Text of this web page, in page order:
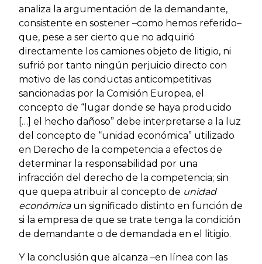
analiza la argumentación de la demandante,
consistente en sostener –como hemos referido–
que, pese a ser cierto que no adquirió
directamente los camiones objeto de litigio, ni
sufrió por tanto ningún perjuicio directo con
motivo de las conductas anticompetitivas
sancionadas por la Comisión Europea, el
concepto de “lugar donde se haya producido
[…] el hecho dañoso” debe interpretarse a la luz
del concepto de “unidad económica” utilizado
en Derecho de la competencia a efectos de
determinar la responsabilidad por una
infracción del derecho de la competencia; sin
que quepa atribuir al concepto de unidad
económicaun significado distinto en función de
si la empresa de que se trate tenga la condición
de demandante o de demandada en el litigio.
Y la conclusión que alcanza –en línea con las